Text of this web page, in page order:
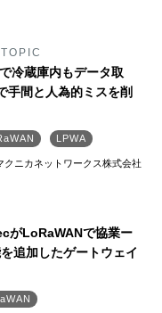
冷蔵庫内もデータ取
間と人為的ミスを削
LPWA
ニカネットワークス株式会社
がLoRaWANで協業ー
追加したゲートウェイ